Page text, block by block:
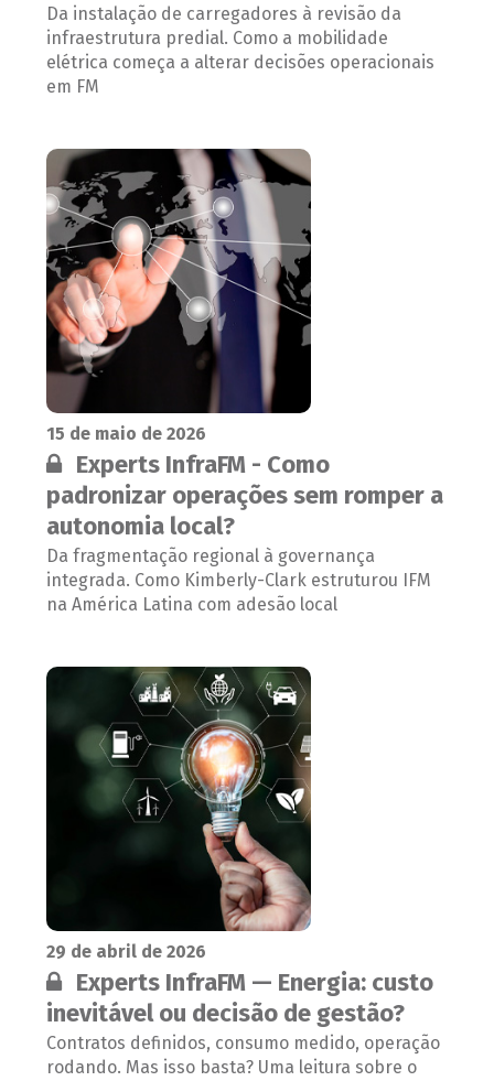
Da instalação de carregadores à revisão da
infraestrutura predial. Como a mobilidade
elétrica começa a alterar decisões operacionais
em FM
15 de maio de 2026
Conteúdo restrito:
Experts InfraFM - Como
padronizar operações sem romper a
autonomia local?
Da fragmentação regional à governança
integrada. Como Kimberly-Clark estruturou IFM
na América Latina com adesão local
29 de abril de 2026
Conteúdo restrito:
Experts InfraFM — Energia: custo
inevitável ou decisão de gestão?
Contratos definidos, consumo medido, operação
rodando. Mas isso basta? Uma leitura sobre o